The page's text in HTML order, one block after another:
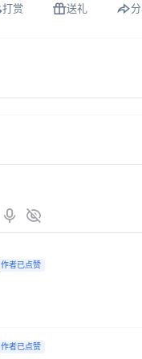
打赏 送礼
作者已点赞
作者已点赞